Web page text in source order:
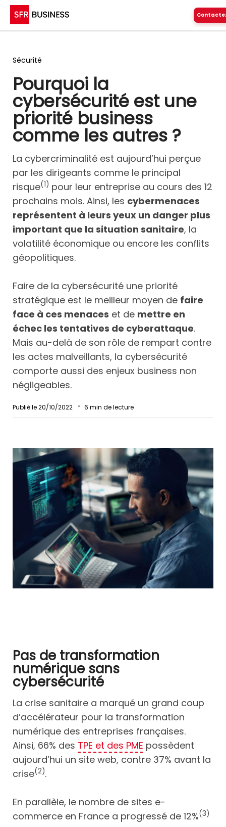
Sécurité
Pourquoi la
cybersécurité est une
priorité business
comme les autres ?
La cybercriminalité est aujourd’hui perçue
par les dirigeants comme le principal
risque(1) pour leur entreprise au cours des 12
prochains mois. Ainsi, les cybermenaces
représentent à leurs yeux un danger plus
important que la situation sanitaire, la
volatilité économique ou encore les conflits
géopolitiques.
Faire de la cybersécurité une priorité
stratégique est le meilleur moyen de faire
face à ces menaces et de mettre en
échec les tentatives de cyberattaque.
Mais au-delà de son rôle de rempart contre
les actes malveillants, la cybersécurité
comporte aussi des enjeux business non
négligeables.
Publié le 20/10/2022 6 min de lecture
Pas de transformation
numérique sans
cybersécurité
La crise sanitaire a marqué un grand coup
d’accélérateur pour la transformation
numérique des entreprises françaises.
Ainsi, 66% des TPE et des PME possèdent
aujourd’hui un site web, contre 37% avant la
crise(2).
En parallèle, le nombre de sites e-
commerce en France a progressé de 12%(3)